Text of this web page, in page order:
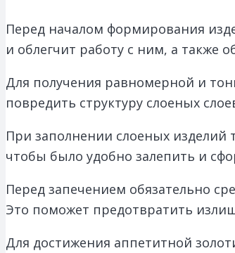
Перед началом формирования
и облегчит работу с ним, а также
Для получения равномерной и
повредить структуру слоеных
При заполнении слоеных изделий
чтобы было удобно залепить и
Перед запечением обязательно
Это поможет предотвратить
Для достижения аппетитной